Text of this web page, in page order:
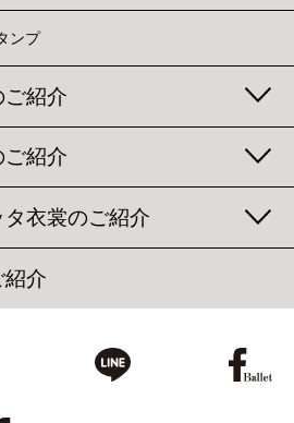
ンプ
紹介
紹介
衣裳のご紹介
紹介